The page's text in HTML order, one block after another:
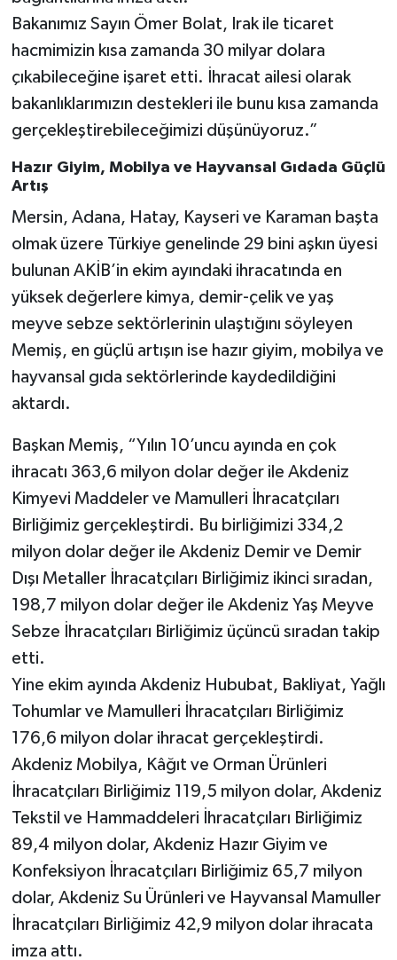
Bakanımız Sayın Ömer Bolat, Irak ile ticaret
hacmimizin kısa zamanda 30 milyar dolara
çıkabileceğine işaret etti. İhracat ailesi olarak
bakanlıklarımızın destekleri ile bunu kısa zamanda
gerçekleştirebileceğimizi düşünüyoruz.”
Hazır Giyim, Mobilya ve Hayvansal Gıdada Güçlü
Artış
Mersin, Adana, Hatay, Kayseri ve Karaman başta
olmak üzere Türkiye genelinde 29 bini aşkın üyesi
bulunan AKİB’in ekim ayındaki ihracatında en
yüksek değerlere kimya, demir-çelik ve yaş
meyve sebze sektörlerinin ulaştığını söyleyen
Memiş, en güçlü artışın ise hazır giyim, mobilya ve
hayvansal gıda sektörlerinde kaydedildiğini
aktardı.
Başkan Memiş, “Yılın 10’uncu ayında en çok
ihracatı 363,6 milyon dolar değer ile Akdeniz
Kimyevi Maddeler ve Mamulleri İhracatçıları
Birliğimiz gerçekleştirdi. Bu birliğimizi 334,2
milyon dolar değer ile Akdeniz Demir ve Demir
Dışı Metaller İhracatçıları Birliğimiz ikinci sıradan,
198,7 milyon dolar değer ile Akdeniz Yaş Meyve
Sebze İhracatçıları Birliğimiz üçüncü sıradan takip
etti.
Yine ekim ayında Akdeniz Hububat, Bakliyat, Yağlı
Tohumlar ve Mamulleri İhracatçıları Birliğimiz
176,6 milyon dolar ihracat gerçekleştirdi.
Akdeniz Mobilya, Kâğıt ve Orman Ürünleri
İhracatçıları Birliğimiz 119,5 milyon dolar, Akdeniz
Tekstil ve Hammaddeleri İhracatçıları Birliğimiz
89,4 milyon dolar, Akdeniz Hazır Giyim ve
Konfeksiyon İhracatçıları Birliğimiz 65,7 milyon
dolar, Akdeniz Su Ürünleri ve Hayvansal Mamuller
İhracatçıları Birliğimiz 42,9 milyon dolar ihracata
imza attı.